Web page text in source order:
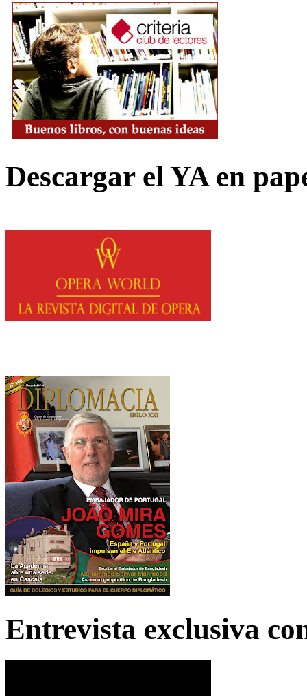
Descargar el YA en
Entrevista exclusiva